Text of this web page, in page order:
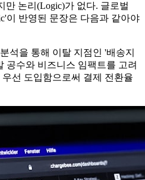
만 논리(Logic)가 없다. 글로벌
이 반영된 문장은 다음과 같아야
석을 통해 이탈 지점인 '배송지
공수와 비즈니스 임팩트를 고려
선 도입함으로써 결제 전환율